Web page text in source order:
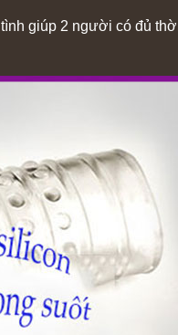
giúp 2 người có đủ